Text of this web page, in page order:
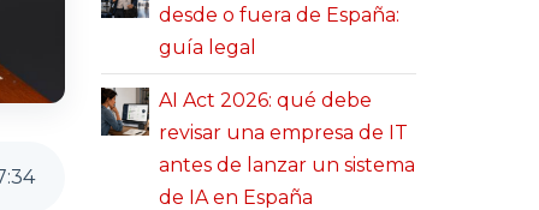
:34
desde o fuera de España:
guía legal
AI Act 2026: qué debe
revisar una empresa de IT
antes de lanzar un sistema
de IA en España